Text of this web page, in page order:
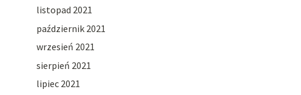
listopad 2021
październik 2021
wrzesień 2021
sierpień 2021
lipiec 2021